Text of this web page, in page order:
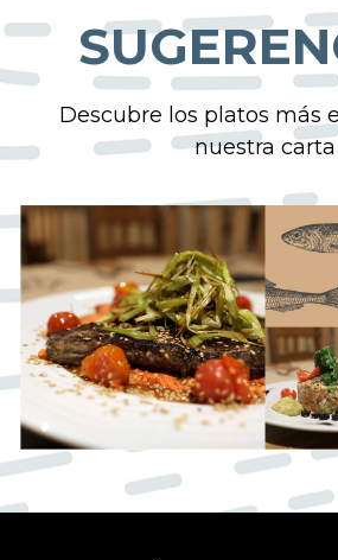
Descubre los platos más
nuestra carta